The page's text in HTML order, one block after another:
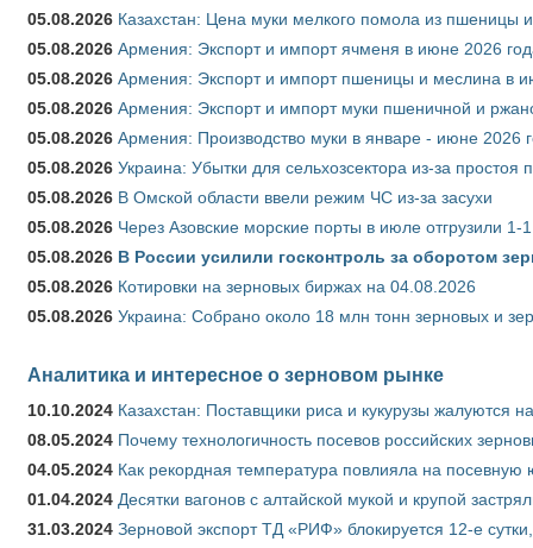
05.08.2026 Казахстан: Цена муки мелкого помола из пшеницы
05.08.2026 Армения: Экспорт и импорт ячменя в июне 2026
05.08.2026 Армения: Экспорт и импорт пшеницы и меслина в
05.08.2026 Армения: Экспорт и импорт муки пшеничной и
05.08.2026 Армения: Производство муки в январе - июне 2026
05.08.2026 Украина: Убытки для сельхозсектора из-за простоя
05.08.2026 В Омской области ввели режим ЧС из-за засухи
05.08.2026 Через Азовские морские порты в июле отгрузили
05.08.2026 В России усилили госконтроль за оборотом
05.08.2026 Котировки на зерновых биржах на 04.08.2026
05.08.2026 Украина: Собрано около 18 млн тонн зерновых и
Аналитика и интересное о зерновом рынке
10.10.2024 Казахстан: Поставщики риса и кукурузы жалуются
08.05.2024 Почему технологичность посевов российских
04.05.2024 Как рекордная температура повлияла на
01.04.2024 Десятки вагонов с алтайской мукой и крупой
31.03.2024 Зерновой экспорт ТД «РИФ» блокируется 12-е